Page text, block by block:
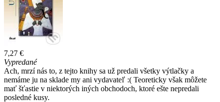
7,27 €
Vypredané
Ach, mrzí nás to, z tejto knihy sa už predali všetky výtlačky a
nemáme ju na sklade my ani vydavateľ :( Teoreticky však môžete
mať šťastie v niektorých iných obchodoch, ktoré ešte nepredali
posledné kusy.